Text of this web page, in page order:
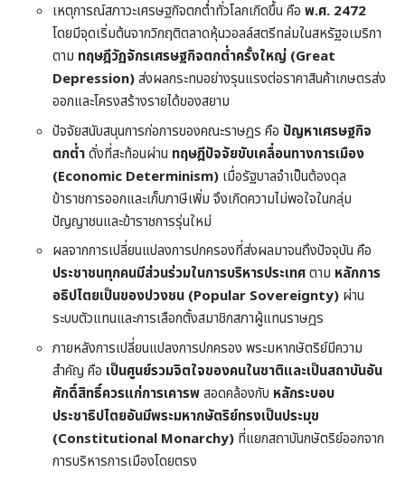
เหตุการณ์สภาวะเศรษฐกิจตกต่ำทั่วโลกเกิดขึ้น คือ พ.ศ. 2472
โดยมีจุดเริ่มต้นจากวิกฤติตลาดหุ้นวอลล์สตรีทล่มในสหรัฐอเมริกา
ตาม ทฤษฎีวัฏจักรเศรษฐกิจตกต่ำครั้งใหญ่ (Great
Depression)ส่งผลกระทบอย่างรุนแรงต่อราคาสินค้าเกษตรส่ง
ออกและโครงสร้างรายได้ของสยาม
ปัจจัยสนับสนุนการก่อการของคณะราษฎร คือ ปัญหาเศรษฐกิจ
ตกต่ำดั่งที่สะท้อนผ่าน ทฤษฎีปัจจัยขับเคลื่อนทางการเมือง
(Economic Determinism)เมื่อรัฐบาลจำเป็นต้องดุล
ข้าราชการออกและเก็บภาษีเพิ่ม จึงเกิดความไม่พอใจในกลุ่ม
ปัญญาชนและข้าราชการรุ่นใหม่
ผลจากการเปลี่ยนแปลงการปกครองที่ส่งผลมาจนถึงปัจจุบัน คือ
ประชาชนทุกคนมีส่วนร่วมในการบริหารประเทศตาม หลักการ
อธิปไตยเป็นของปวงชน (Popular Sovereignty)ผ่าน
ระบบตัวแทนและการเลือกตั้งสมาชิกสภาผู้แทนราษฎร
ภายหลังการเปลี่ยนแปลงการปกครอง พระมหากษัตริย์มีความ
สำคัญ คือ เป็นศูนย์รวมจิตใจของคนในชาติและเป็นสถาบันอัน
ศักดิ์สิทธิ์ควรแก่การเคารพสอดคล้องกับ หลักระบอบ
ประชาธิปไตยอันมีพระมหากษัตริย์ทรงเป็นประมุข
(Constitutional Monarchy)ที่แยกสถาบันกษัตริย์ออกจาก
การบริหารการเมืองโดยตรง